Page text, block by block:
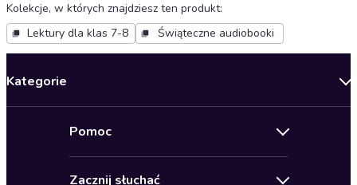
Kolekcje, w których znajdziesz ten produkt:
Lektury dla klas 7-8
Świąteczne audiobooki
Kategorie
Pomoc
Zacznij słuchać